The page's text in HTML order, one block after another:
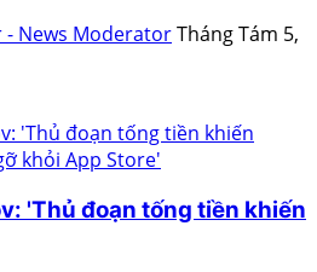
- News ModeratorTháng Tám 5,
'Thủ đoạn tống tiền khiến